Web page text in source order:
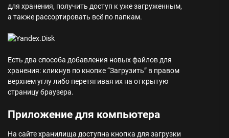
для хранения, получить доступ к уже загруженным,
а также рассортировать всё по папкам.
Есть два способа добавления новых файлов для
хранения: кликнув по кнопке “Загрузить” в правом
верхнем углу либо перетягивая их на открытую
страницу браузера.
Приложение для компьютера
На сайте хранилища доступна кнопка для загрузки